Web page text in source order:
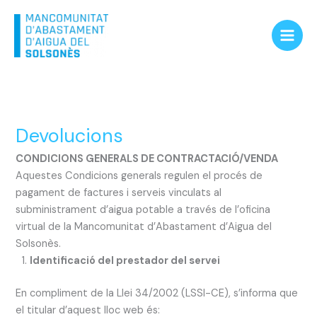
contingut
Devolucions
CONDICIONS GENERALS DE CONTRACTACIÓ/VENDA
Aquestes Condicions generals regulen el procés de
pagament de factures i serveis vinculats al
subministrament d’aigua potable a través de l’oficina
virtual de la Mancomunitat d’Abastament d’Aigua del
Solsonès.
Identificació del prestador del servei
En compliment de la Llei 34/2002 (LSSI-CE), s’informa que
el titular d’aquest lloc web és: